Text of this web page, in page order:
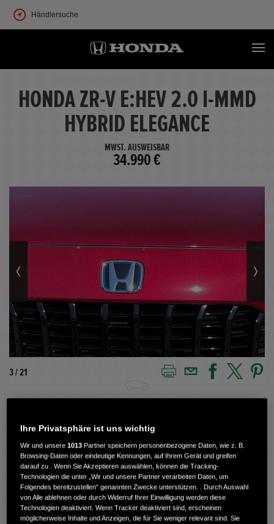
Händlersuche
HONDA ZR-V E:HEV 2.0 I-MMD
HYBRID ELEGANCE
MWST. AUSWEISBAR
34.990 €
3 / 21
Kilometerstand 4.000 km
Kraftstoffart Super
Getriebe Automatik
Ihre Privatsphäre ist uns wichtig
Wir und unsere1013 Partner speichern personenbezogene Daten, wie z. B.
Browsing-Daten oder eindeutige Kennungen, auf Ihrem Gerät und greifen
darauf zu . Wenn Sie Akzeptieren auswählen, können die Tracking-
Technologien die unter „Wir und unsere Partner verarbeiten Daten, um
Folgendes bereitzustellen“ genannten Zwecke unterstützen. . Durch Auswahl
von Alle ablehnen oder durch Widerruf Ihrer Einwilligung werden diese
Technologien deaktiviert. Wenn Tracker deaktiviert sind, erscheinen
möglicherweise Inhalte und Anzeigen, die für Sie weniger relevant sind. Sie